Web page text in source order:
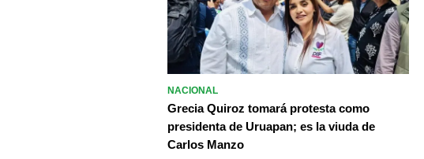
NACIONAL
Grecia Quiroz tomará protesta como
presidenta de Uruapan; es la viuda de
Carlos Manzo